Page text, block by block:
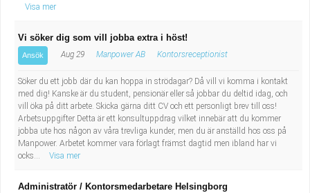
Visa mer
Vi söker dig som vill jobba extra i höst!
Ansök Aug 29 Manpower AB Kontorsreceptionist
Söker du ett jobb där du kan hoppa in strödagar? Då vill vi komma i kontakt
med dig! Kanske är du student, pensionär eller så jobbar du deltid idag, och
vill öka på ditt arbete. Skicka gärna ditt CV och ett personligt brev till oss!
Arbetsuppgifter Detta är ett konsultuppdrag vilket innebär att du kommer
jobba ute hos någon av våra trevliga kunder, men du är anställd hos oss på
Manpower. Arbetet kommer vara förlagt främst dagtid men ibland har vi
ocks...
Visa mer
Administratör / Kontorsmedarbetare Helsingborg